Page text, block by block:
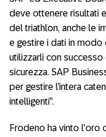
deve ottenere risultati
del triathlon, anche le
e gestire i dati in modo
utilizzarli con
sicurezza. SAP
per gestire l’intera
intelligenti”.
Frodeno ha vinto